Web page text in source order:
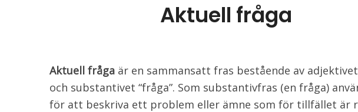
Aktuell fråga
Aktuell fråga är en sammansatt fras bestående av adjektivet
och substantivet “fråga”. Som substantivfras (en fråga)
för att beskriva ett problem eller ämne som för tillfället är